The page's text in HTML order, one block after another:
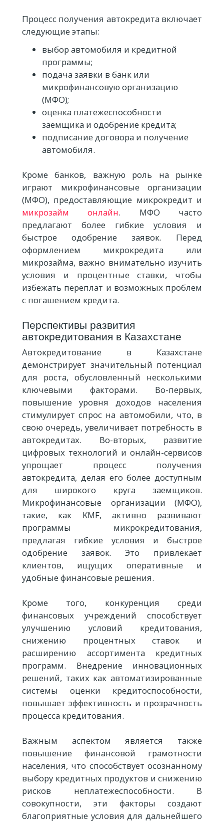
Процесс получения автокредита включает
следующие этапы:
выбор автомобиля и кредитной
программы;
подача заявки в банк или
микрофинансовую организацию
(МФО);
оценка платежеспособности
заемщика и одобрение кредита;
подписание договора и получение
автомобиля.
Кроме банков, важную роль на рынке
играют микрофинансовые организации
(МФО), предоставляющие микрокредит и
микрозайм онлайн. МФО часто
предлагают более гибкие условия и
быстрое одобрение заявок. Перед
оформлением микрокредита или
микрозайма, важно внимательно изучить
условия и процентные ставки, чтобы
избежать переплат и возможных проблем
с погашением кредита.
Перспективы развития
автокредитования в Казахстане
Автокредитование в Казахстане
демонстрирует значительный потенциал
для роста, обусловленный несколькими
ключевыми факторами. Во-первых,
повышение уровня доходов населения
стимулирует спрос на автомобили, что, в
свою очередь, увеличивает потребность в
автокредитах. Во-вторых, развитие
цифровых технологий и онлайн-сервисов
упрощает процесс получения
автокредита, делая его более доступным
для широкого круга заемщиков.
Микрофинансовые организации (МФО),
такие, как KMF, активно развивают
программы микрокредитования,
предлагая гибкие условия и быстрое
одобрение заявок. Это привлекает
клиентов, ищущих оперативные и
удобные финансовые решения.
Кроме того, конкуренция среди
финансовых учреждений способствует
улучшению условий кредитования,
снижению процентных ставок и
расширению ассортимента кредитных
программ. Внедрение инновационных
решений, таких как автоматизированные
системы оценки кредитоспособности,
повышает эффективность и прозрачность
процесса кредитования.
Важным аспектом является также
повышение финансовой грамотности
населения, что способствует осознанному
выбору кредитных продуктов и снижению
рисков неплатежеспособности. В
совокупности, эти факторы создают
благоприятные условия для дальнейшего